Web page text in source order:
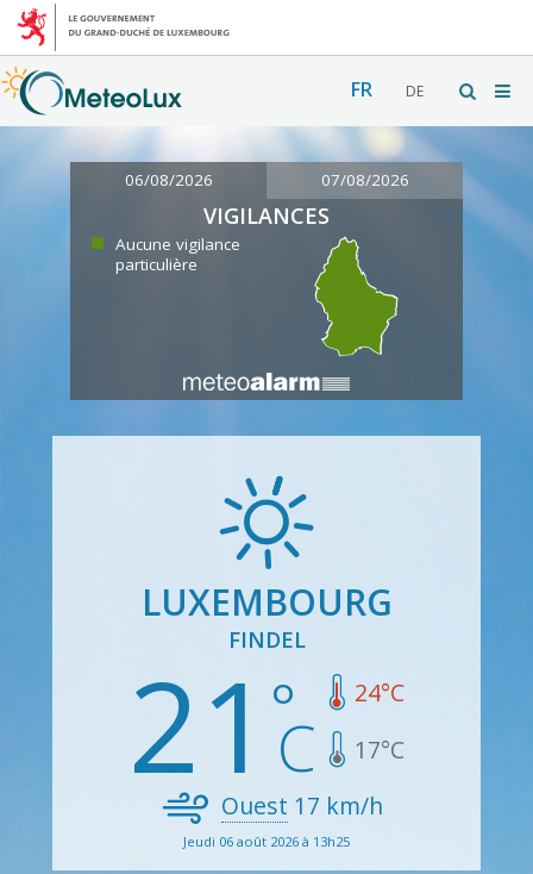
FR DE
06/08/2026 07/08/2026
VIGILANCES
Aucune vigilance
particulière
LUXEMBOURG
FINDEL
21 24°C
17°C
Ouest 17 km/h
Jeudi 06 août 2026 à 13h25